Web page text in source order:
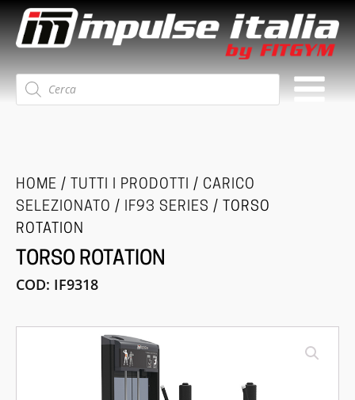
Ricerca
prodotti
HOME / TUTTI I PRODOTTI / CARICO
SELEZIONATO / IF93 SERIES / TORSO
ROTATION
TORSO ROTATION
COD: IF9318